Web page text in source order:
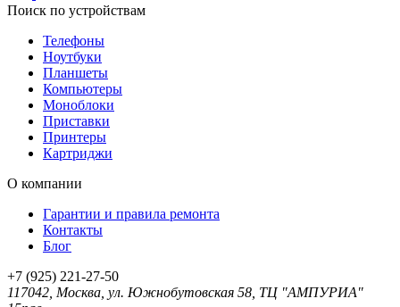
Поиск по устройствам
Телефоны
Ноутбуки
Планшеты
Компьютеры
Моноблоки
Приставки
Принтеры
Картриджи
O компании
Гарантии и правила ремонта
Контакты
Блог
+7 (925) 221-27-50
117042, Москва, ул. Южнобутовская 58, ТЦ "АМПУРИА"